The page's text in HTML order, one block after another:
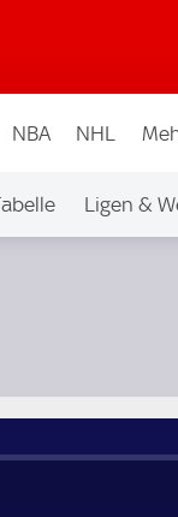
NBA NHL
Ligen &